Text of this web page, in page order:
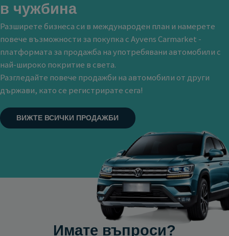
в чужбина
Разширете бизнеса си в международен план и намерете
повече възможности за покупка с Ayvens Carmarket -
платформата за продажба на употребявани автомобили с
най-широко покритие в света.
Разгледайте повече продажби на автомобили от други
държави, като се регистрирате сега!
ВИЖТЕ ВСИЧКИ ПРОДАЖБИ
Имате въпроси?